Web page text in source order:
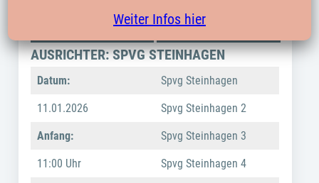
DATUM / ZEIT /
TEILNEHMER
SPIELFEST
AUSRICHTER: SPVG STEINHAGEN
Datum: Spvg Steinhagen
11.01.2026 Spvg Steinhagen 2
Anfang: Spvg Steinhagen 3
11:00 Uhr Spvg Steinhagen 4
Weiter Infos hier